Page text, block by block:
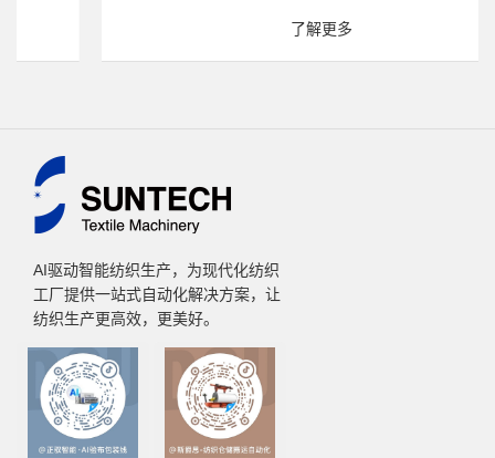
AI驱动智能纺织生产，为现代化纺织
工厂提供一站式自动化解决方案，让
纺织生产更高效，更美好。